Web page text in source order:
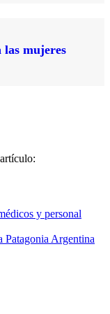
las mujeres
y personal
Patagonia Argentina